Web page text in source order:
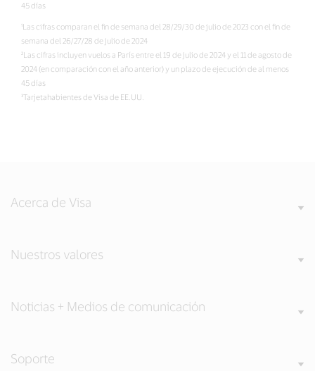
45 días
¹Las cifras comparan el fin de semana del 28/29/30 de julio de 2023 con el fin de
semana del 26/27/28 de julio de 2024
²Las cifras incluyen vuelos a París entre el 19 de julio de 2024 y el 11 de agosto de
2024 (en comparación con el año anterior) y un plazo de ejecución de al menos
45 días
³Tarjetahabientes de Visa de EE.UU.
Acerca de Visa
Nuestros valores
Noticias + Medios de comunicación
Soporte